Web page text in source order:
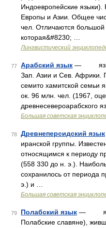
Индоевропейские языки).
Европы и Азии. Общее
чел. Отличаются большой
которая&#8230; …
Лингвистический
77 Арабский язык — язык
Зап. Азии и Сев. Африки.
семито хамитской семьи
ок. 96 млн. чел. (1967,
древнесевероарабского
Большая советская
78 Древнеперсидский язык
иранской группы.
относящимся к периоду
(558 330 до н. э.).
сохранилось от периода
э.) и …
Большая советская
79 Полабский язык — язык
Полабские славяне),